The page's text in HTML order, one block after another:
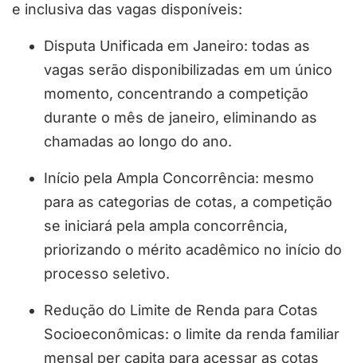
e inclusiva das vagas disponíveis:
Disputa Unificada em Janeiro: todas as
vagas serão disponibilizadas em um único
momento, concentrando a competição
durante o mês de janeiro, eliminando as
chamadas ao longo do ano.
Início pela Ampla Concorrência: mesmo
para as categorias de cotas, a competição
se iniciará pela ampla concorrência,
priorizando o mérito acadêmico no início do
processo seletivo.
Redução do Limite de Renda para Cotas
Socioeconômicas: o limite da renda familiar
mensal per capita para acessar as cotas